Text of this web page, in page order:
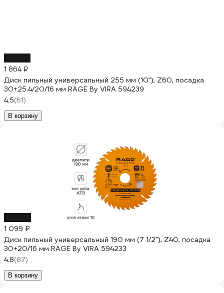
1 864 ₽
Диск пильный универсальный 255 мм (10”), Z60, посадка
30+25.4/20/16 мм RAGE By VIRA 594239
4.5(61)
В корзину
1 099 ₽
Диск пильный универсальный 190 мм (7 1/2”), Z40, посадка
30+20/16 мм RAGE By VIRA 594233
4.8(87)
В корзину